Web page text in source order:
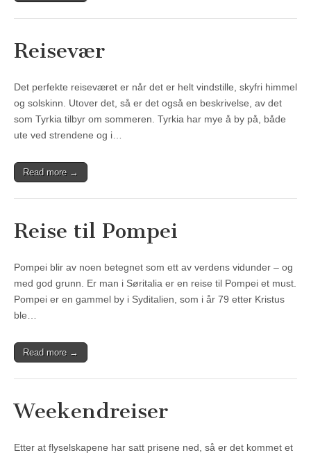
Reisevær
Det perfekte reiseværet er når det er helt vindstille, skyfri himmel
og solskinn. Utover det, så er det også en beskrivelse, av det
som Tyrkia tilbyr om sommeren. Tyrkia har mye å by på, både
ute ved strendene og i…
Read more →
Reise til Pompei
Pompei blir av noen betegnet som ett av verdens vidunder – og
med god grunn. Er man i Søritalia er en reise til Pompei et must.
Pompei er en gammel by i Syditalien, som i år 79 etter Kristus
ble…
Read more →
Weekendreiser
Etter at flyselskapene har satt prisene ned, så er det kommet et